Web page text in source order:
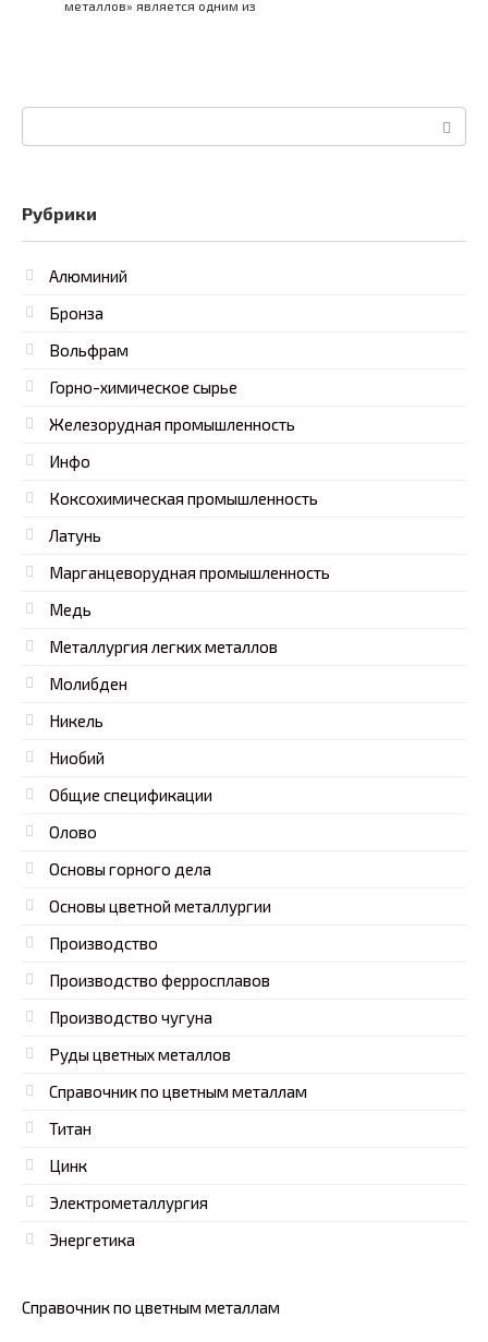
металлов» является одним из
Поиск:
Рубрики
Алюминий
Бронза
Вольфрам
Горно-химическое сырье
Железорудная промышленность
Инфо
Коксохимическая промышленность
Латунь
Марганцеворудная промышленность
Медь
Металлургия легких металлов
Молибден
Никель
Ниобий
Общие спецификации
Олово
Основы горного дела
Основы цветной металлургии
Производство
Производство ферросплавов
Производство чугуна
Руды цветных металлов
Справочник по цветным металлам
Титан
Цинк
Электрометаллургия
Энергетика
Справочник по цветным металлам